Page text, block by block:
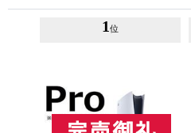
1 位